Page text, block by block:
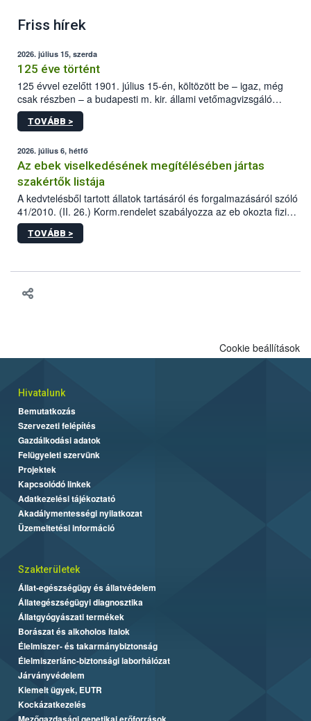
Friss hírek
2026. július 15, szerda
125 éve történt
125 évvel ezelőtt 1901. július 15-én, költözött be – igaz, még
csak részben – a budapesti m. kir. állami vetőmagvizsgáló
állomás a Kis Rókus utca 15. szám alatti, Czigler Győző által
tervezett új épületébe.
TOVÁBB >
2026. július 6, hétfő
Az ebek viselkedésének megítélésében jártas
szakértők listája
A kedvtelésből tartott állatok tartásáról és forgalmazásáról szóló
41/2010. (II. 26.) Korm.rendelet szabályozza az eb okozta fizikai
sérülés, illetve ennek veszélye keletkezésekor felmerülő
hatósági feladatokat, valamint a veszélyes eb tartását és annak
TOVÁBB >
Cookie beállítások
Hivatalunk
Bemutatkozás
Szervezeti felépítés
Gazdálkodási adatok
Felügyeleti szervünk
Projektek
Kapcsolódó linkek
Adatkezelési tájékoztató
Akadálymentességi nyilatkozat
Üzemeltetési információ
Szakterületek
Állat-egészségügy és állatvédelem
Állategészségügyi diagnosztika
Állatgyógyászati termékek
Borászat és alkoholos italok
Élelmiszer- és takarmánybiztonság
Élelmiszerlánc-biztonsági laborhálózat
Járványvédelem
Kiemelt ügyek, EUTR
Kockázatkezelés